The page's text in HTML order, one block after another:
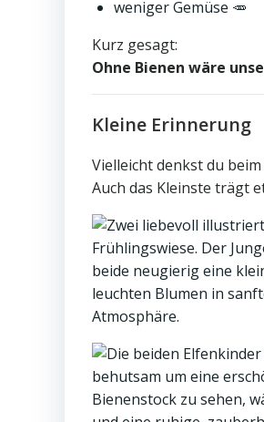
weniger Gemüse 🥕
Kurz gesagt:
Ohne Bienen wäre
Kleine Erinnerung
Vielleicht denkst du
Auch das Kleinste trägt